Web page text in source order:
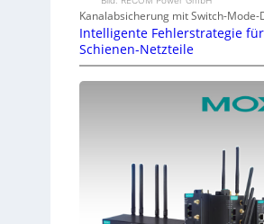
Kanalabsicherung mit Switch-Mode-
Intelligente Fehlerstrategie
Schienen-Netzteile